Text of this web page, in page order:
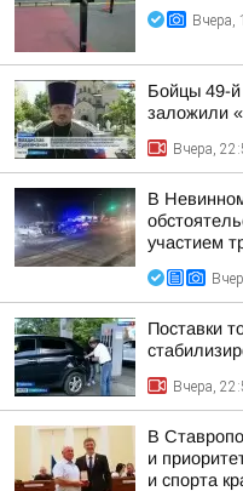
Вчера,
Бойцы 49-
заложили
Вчера,
В
участием
Поставки
Вчера,
В
и
и спорта